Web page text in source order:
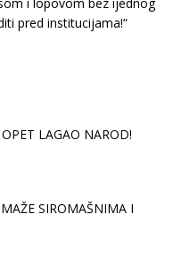
pred institucijama!“
LAGAO NAROD!
SIROMAŠNIMA I